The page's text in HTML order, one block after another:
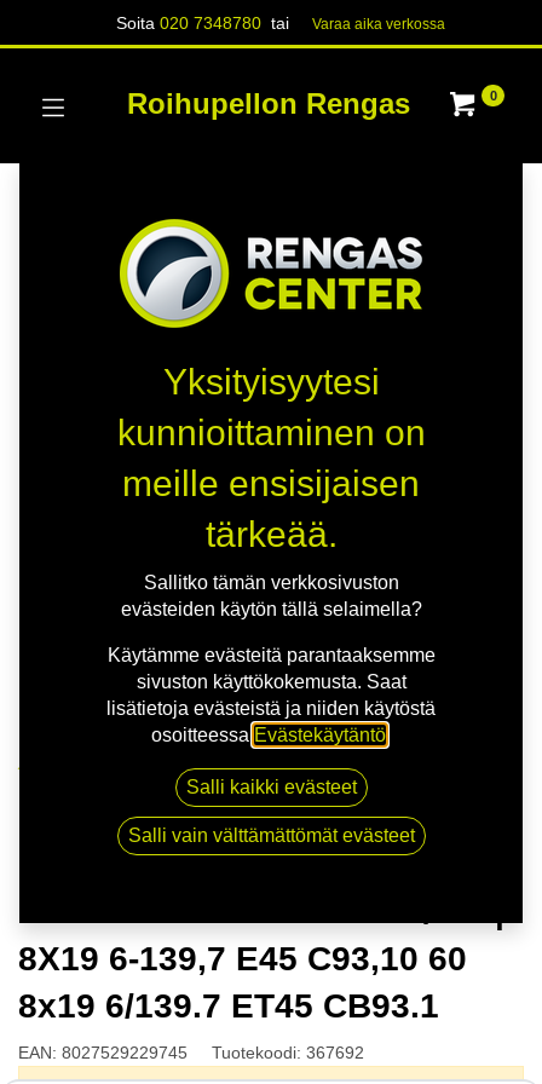
Soita020 7348780 tai Varaa aika verk​​​​ossa
Roihupellon Rengas 0
MSW 99 VAN M.BLK POL/LIP | 8X19 6-139,7 E45
C93,10 60 8x19 6/139.7 ET45 CB93.1
8X19 6-139,7 E45 C93,10 60
8x19 6/139.7 ET45 CB93.1
EAN: 8027529229745 Tuotekoodi: 367692
Yksityisyytesi
kunnioittaminen on
meille ensisijaisen
tärkeää.
Sallitko tämän verkkosivuston
evästeiden käytön tällä selaimella?
Käytämme evästeitä parantaaksemme
sivuston käyttökokemusta. Saat
lisätietoja evästeistä ja niiden käytöstä
osoitteessa Evästekäytäntö
Salli kaikki evästeet
Salli vain välttämättömät evästeet